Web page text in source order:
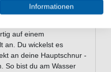
oder Schleie.
auf einem
an. Du wickelst es
an deine Hauptschnur -
So bist du am Wasser
Informationen